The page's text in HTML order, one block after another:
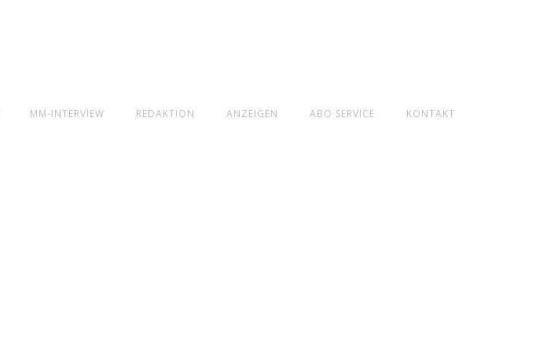
MM-INTERVIEW REDAKTION ANZEIGEN ABO SERVICE KONTAKT